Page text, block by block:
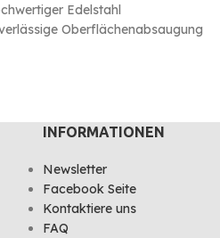
Edelstahl
Oberflächenabsaugung
INFORMATIONEN
Newsletter
Facebook Seite
Kontaktiere uns
FAQ